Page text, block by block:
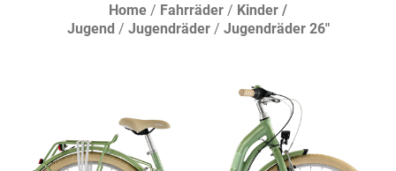
Home / Fahrräder / Kinder /
Jugend / Jugendräder/ Jugendräder 26"